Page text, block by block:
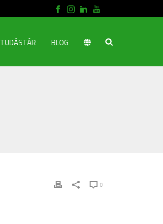
TUDÁSTÁR BLOG
0